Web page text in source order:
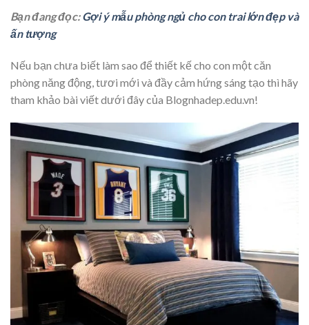
Bạn đang đọc:Gợi ý mẫu phòng ngủ cho con trai lớn đẹp và
ấn tượng
Nếu bạn chưa biết làm sao để thiết kế cho con một căn
phòng năng động, tươi mới và đầy cảm hứng sáng tạo thì hãy
tham khảo bài viết dưới đây của Blognhadep.edu.vn!